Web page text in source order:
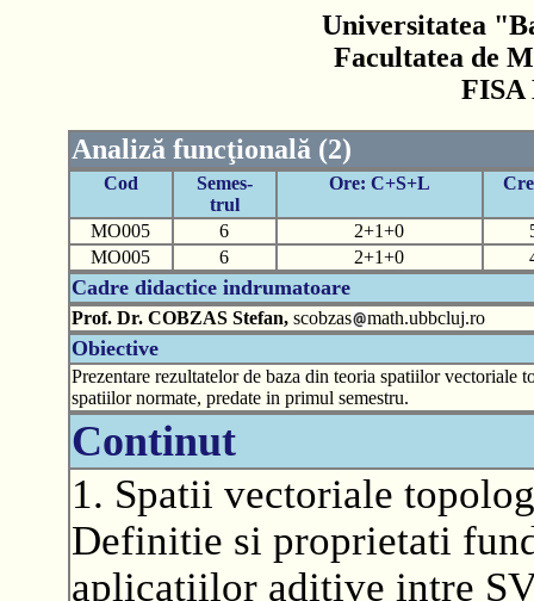
Universitatea
Facultatea de
FISA
Analiză funcţională (2)
Cod
Semes-
trul
Ore: C+S+L
MO005 6 2+1+0
MO005
6 2+1+0
Cadre didactice indrumatoare
Prof. Dr. COBZAS Stefan,scobzas math.ubbcluj.ro
Obiective
Prezentare rezultatelor de baza din teoria spatiilor vectoriale
spatiilor normate, predate in primul semestru.
Continut
1. Spatii vectoriale
Definitie si proprietati
aplicatiilor aditive intre